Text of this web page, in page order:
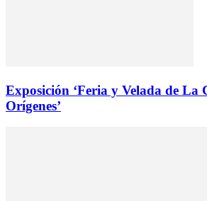
Exposición ‘Feria y Velada de La
Orígenes’